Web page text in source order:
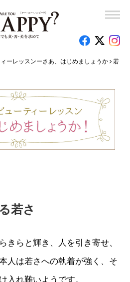
ーレッスンーさあ、はじめましょうか
若
若さ
きらと輝き、人を引き寄せ、
人は若さへの執着が強く、そ
入れ難いようです。